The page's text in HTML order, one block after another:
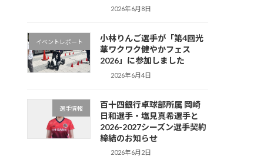
2026年6月8日
イベントレポート
小林りんご選手が「第4回光
華ワクワク健やかフェス
2026」に参加しました
2026年6月4日
選手情報
百十四銀行卓球部所属 岡崎
日和選手・塩見真希選手と
2026-2027シーズン選手契約
締結のお知らせ
2026年6月2日